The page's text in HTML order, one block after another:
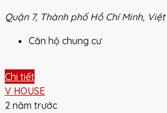
Quận 7, Thành phố Hồ Chí Minh,
Căn hộ chung cư
Chi tiết
V HOUSE
2 năm trước